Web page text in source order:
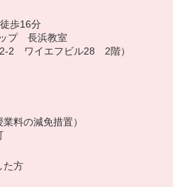
歩16分
プ 長浜教室
2 ワイエフビル28 2階）
料の減免措置）
た方